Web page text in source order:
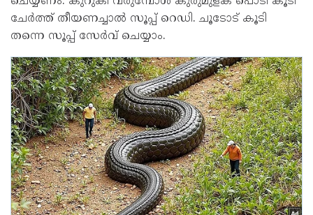
ചേര്‍ത്ത് തീയണച്ചാൽ സൂപ്പ് റെഡി. ചൂടോട് കൂടി
തന്നെ സൂപ്പ് സേർവ് ചെയ്യാം.